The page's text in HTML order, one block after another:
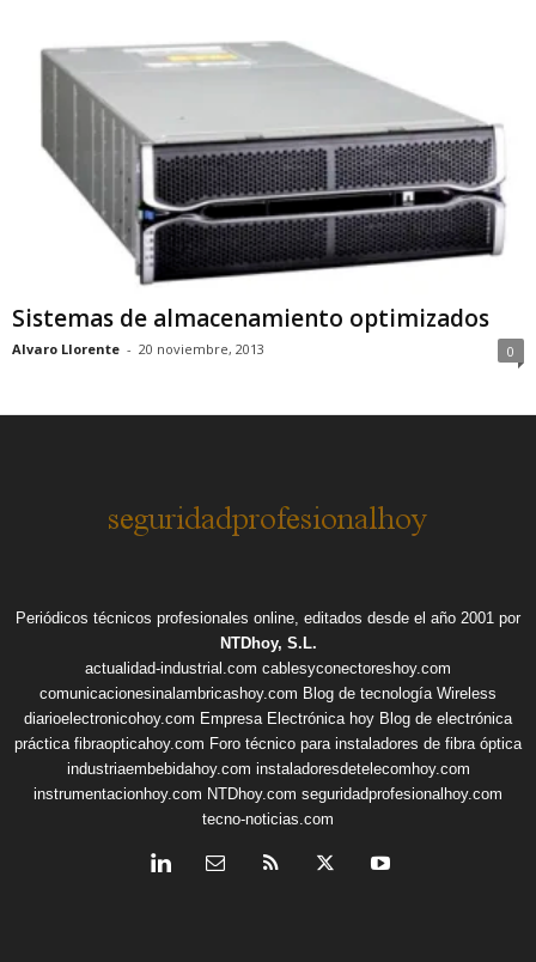
Sistemas de almacenamiento optimizados
Alvaro Llorente - 20 noviembre, 2013 0
Periódicos técnicos profesionales online, editados desde el año 2001 por
NTDhoy, S.L.
actualidad-industrial.com cablesyconectoreshoy.com
comunicacionesinalambricashoy.com Blog de tecnología Wireless
diarioelectronicohoy.com Empresa Electrónica hoy Blog de electrónica
práctica fibraopticahoy.com Foro técnico para instaladores de fibra óptica
industriaembebidahoy.com instaladoresdetelecomhoy.com
instrumentacionhoy.com NTDhoy.com seguridadprofesionalhoy.com
tecno-noticias.com